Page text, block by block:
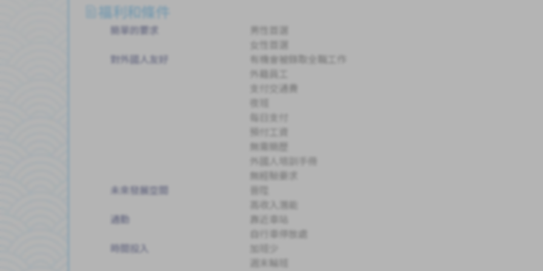
福利和條件
簡單的要求
男性首選
女性首選
對外國人友好
有機會被錄取全職工作
外籍員工
支付交通費
夜班
每日支付
無需簡歷
外國人培訓手冊
無經驗要求
未來發展空間
高收入潛能
通勤
靠近車站
自行車停放處
時間投入
加班少
週末輪班